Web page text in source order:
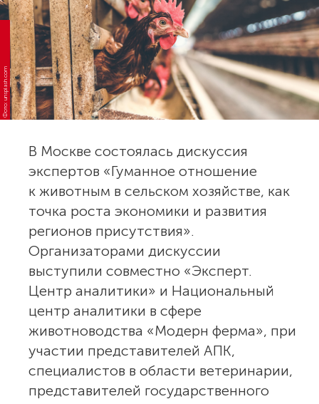
Фото: unsplash.com
В Москве состоялась дискуссия
экспертов «Гуманное отношение
к животным в сельском хозяйстве, как
точка роста экономики и развития
регионов присутствия».
Организаторами дискуссии
выступили совместно «Эксперт.
Центр аналитики» и Национальный
центр аналитики в сфере
животноводства «Модерн ферма», при
участии представителей АПК,
специалистов в области ветеринарии,
представителей государственного